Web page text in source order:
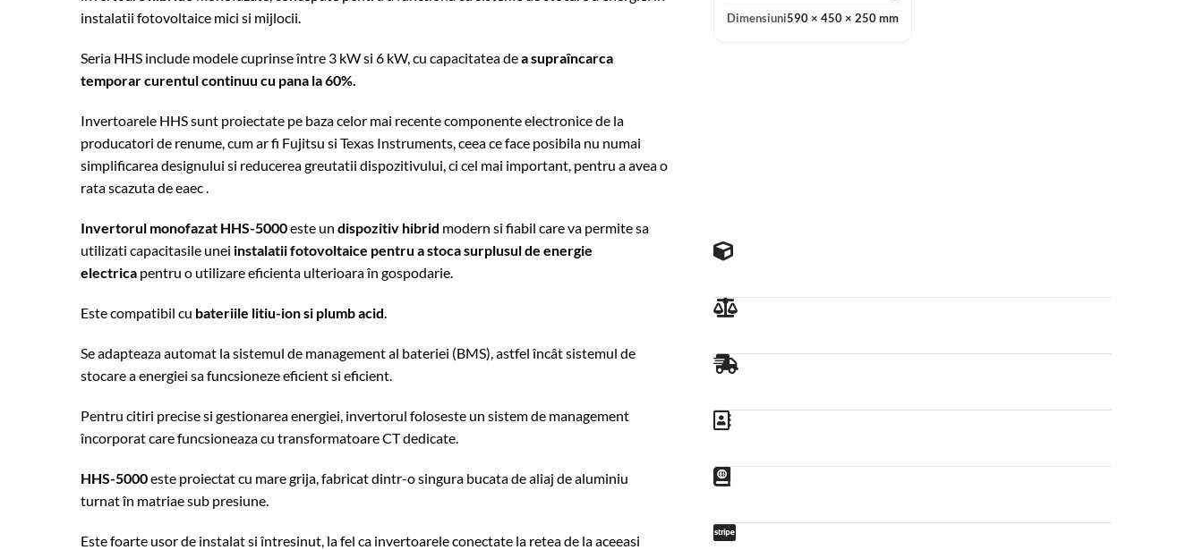
instalatii fotovoltaice mici si mijlocii.
Seria HHS include modele cuprinse între 3 kW si 6 kW, cu capacitatea dea supraîncarca
temporar curentul continuu cu pana la 60%.
Invertoarele HHS sunt proiectate pe baza celor mai recente componente electronice de la
producatori de renume, cum ar fi Fujitsu si Texas Instruments, ceea ce face posibila nu numai
simplificarea designului si reducerea greutatii dispozitivului, ci cel mai important, pentru a avea o
rata scazuta de eaec
Invertorul monofazat HHS-5000este un dispozitiv hibrid modern si fiabil care va permite sa
utilizati capacitasile unei instalatii fotovoltaice pentru a stoca surplusul de energie
electrica pentru o utilizare eficienta ulterioara în gospodarie.
Este compatibil cu bateriile litiu-ion si plumb acid
Se adapteaza automat la sistemul de management al bateriei (BMS), astfel încât sistemul de
stocare a energiei sa funcsioneze eficient si eficient.
Pentru citiri precise si gestionarea energiei, invertorul foloseste un sistem de management
încorporat care funcsioneaza cu transformatoare CT dedicate.
HHS-5000este proiectat cu mare grija, fabricat dintr-o singura bucata de aliaj de aluminiu
turnat în matriae sub presiune.
Este foarte usor de instalat si întresinut, la fel ca invertoarele conectate la retea de la aceeasi
Dimensiuni590 × 450 × 250 mm